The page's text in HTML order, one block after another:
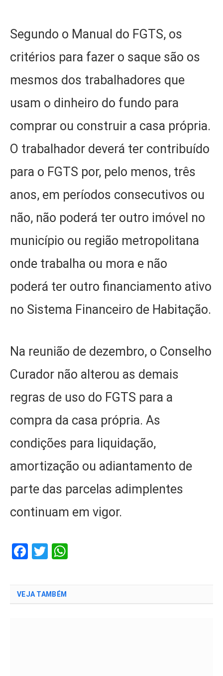
Segundo o Manual do FGTS, os
critérios para fazer o saque são os
mesmos dos trabalhadores que
usam o dinheiro do fundo para
comprar ou construir a casa própria.
O trabalhador deverá ter contribuído
para o FGTS por, pelo menos, três
anos, em períodos consecutivos ou
não, não poderá ter outro imóvel no
município ou região metropolitana
onde trabalha ou mora e não
poderá ter outro financiamento ativo
no Sistema Financeiro de Habitação.
Na reunião de dezembro, o Conselho
Curador não alterou as demais
regras de uso do FGTS para a
compra da casa própria. As
condições para liquidação,
amortização ou adiantamento de
parte das parcelas adimplentes
continuam em vigor.
Facebook
Twitter
VEJA TAMBÉM